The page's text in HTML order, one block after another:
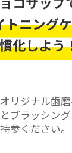
リジナル歯
ブラッシング
参ください。